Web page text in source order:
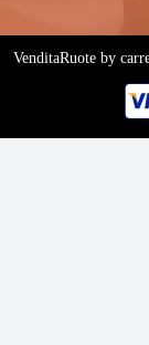
VenditaRuote by